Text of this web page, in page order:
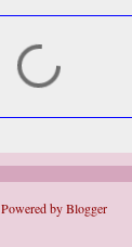
Powered by Blogger